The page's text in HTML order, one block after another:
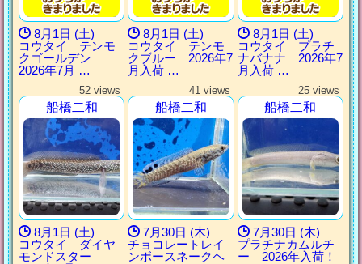
8月1日 (土)
コウタイ テンモ
クゴールデン
2026年7月 …
8月1日 (土)
コウタイ テンモ
クブルー 2026年7
月入荷 …
8月1日 (土)
コウタイ プラチ
ナバナナ 2026年7
月入荷 …
52 views
船橋二和
8月1日 (土)
コウタイ ダイヤ
モンドスター
41 views
船橋二和
7月30日 (木)
チョコレートレイ
ンボースネークヘ
25 views
船橋二和
7月30日 (木)
プラチナカムルチ
ー 2026年入荷！